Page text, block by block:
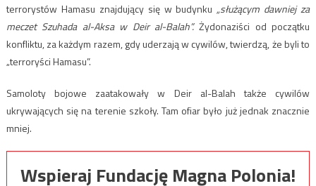
terrorystów Hamasu znajdujący się w budynku „służącym dawniej za
meczet Szuhada al-Aksa w Deir al-Balah”.Żydonaziści od początku
konfliktu, za każdym razem, gdy uderzają w cywilów, twierdzą, że byli to
„terroryści Hamasu”.
Samoloty bojowe zaatakowały w Deir al-Balah także cywilów
ukrywających się na terenie szkoły. Tam ofiar było już jednak znacznie
mniej.
Wspieraj Fundację Magna Polonia!